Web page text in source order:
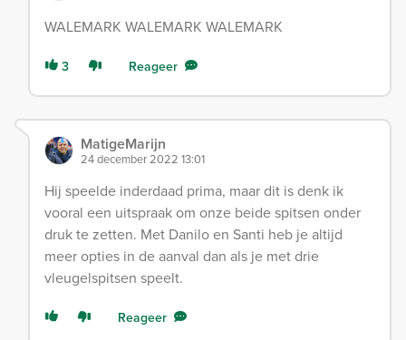
WALEMARK WALEMARK WALEMARK
3 Reageer
MatigeMarijn
24 december 2022 13:01
Hij speelde inderdaad prima, maar dit is denk ik
vooral een uitspraak om onze beide spitsen onder
druk te zetten. Met Danilo en Santi heb je altijd
meer opties in de aanval dan als je met drie
vleugelspitsen speelt.
Reageer